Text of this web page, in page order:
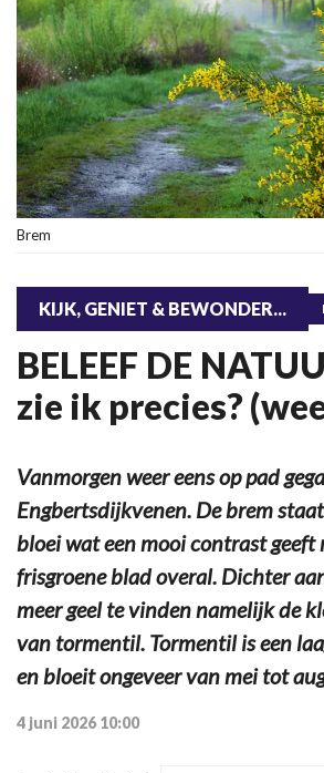
Brem
KIJK, GENIET & BEWONDER...
BELEEF DE
zie ik precies?
Vanmorgen weer eens op pad
Engbertsdijkvenen. De brem
bloei wat een mooi contrast geeft
frisgroene blad overal. Dichter
meer geel te vinden namelijk de
van tormentil. Tormentil is een
en bloeit ongeveer van mei tot
4 juni 2026 10:00